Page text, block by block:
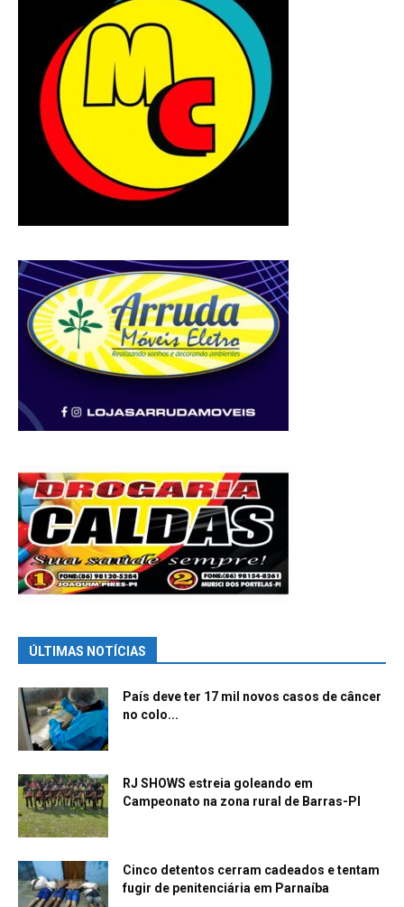
ÚLTIMAS NOTÍCIAS
País deve ter 17 mil novos casos de câncer
no colo...
RJ SHOWS estreia goleando em
Campeonato na zona rural de Barras-PI
Cinco detentos cerram cadeados e tentam
fugir de penitenciária em Parnaíba